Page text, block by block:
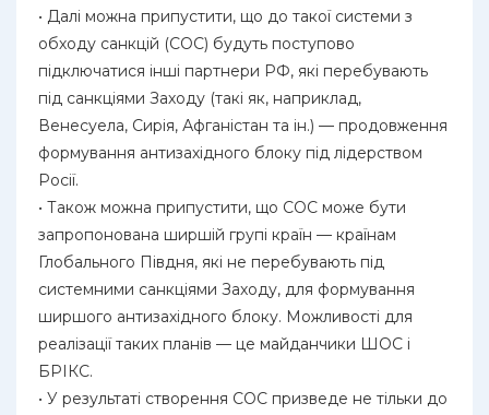
• Далі можна припустити, що до такої системи з
обходу санкцій (СОС) будуть поступово
підключатися інші партнери РФ, які перебувають
під санкціями Заходу (такі як, наприклад,
Венесуела, Сирія, Афганістан та ін.) — продовження
формування антизахідного блоку під лідерством
Росії.
• Також можна припустити, що СОС може бути
запропонована ширшій групі країн — країнам
Глобального Півдня, які не перебувають під
системними санкціями Заходу, для формування
ширшого антизахідного блоку. Можливості для
реалізації таких планів — це майданчики ШОС і
БРІКС.
• У результаті створення СОС призведе не тільки до